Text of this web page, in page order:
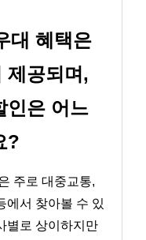
대 혜택은
제공되며,
인은 어느
?
주로 대중교통,
에서 찾아볼 수 있
별로 상이하지만